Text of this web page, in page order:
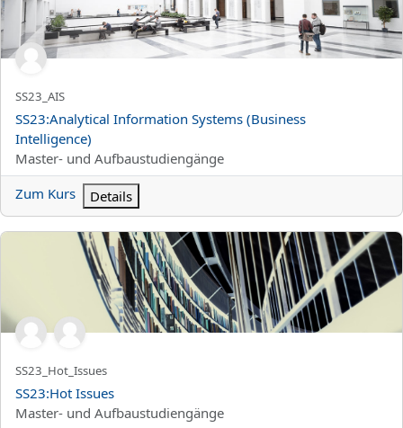
Kurzer Kursname
SS23_AIS
Kursname
SS23:Analytical Information Systems (Business
Intelligence)
Kursbereich
Master- und Aufbaustudiengänge
Zum Kurs
Details
SS23:Hot Issues
Kurzer Kursname
SS23_Hot_Issues
Kursname
SS23:Hot Issues
Kursbereich
Master- und Aufbaustudiengänge